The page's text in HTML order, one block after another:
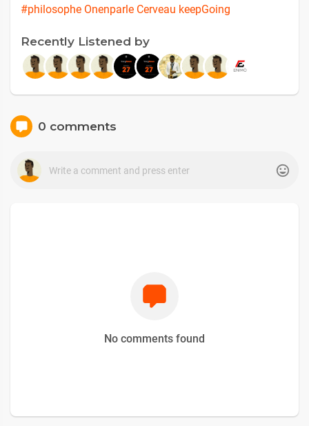
#philosophe Onenparle Cerveau keepGoing
Recently Listened by
0 comments
No comments found